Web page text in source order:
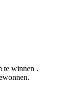
te winnen .